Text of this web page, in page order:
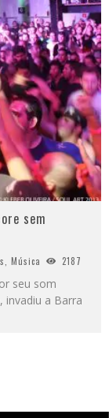
sem
, Música 2187
seu som
invadiu a Barra